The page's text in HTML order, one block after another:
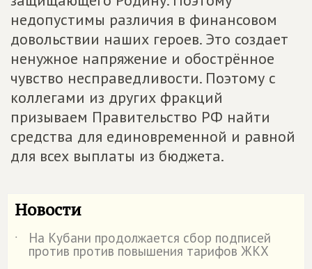
недопустимы различия в финансовом
довольствии наших героев. Это создает
ненужное напряжение и обострённое
чувство несправедливости. Поэтому с
коллегами из других фракций
призываем Правительство РФ найти
средства для единовременной и равной
для всех выплаты из бюджета.
Новости
˙ На Кубани продолжается сбор подписей
против против повышения тарифов ЖКХ